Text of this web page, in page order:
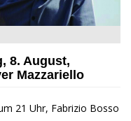
zu Gast beim Garda
8. August,
Mazzariello
21 Uhr, Fabrizio Bosso